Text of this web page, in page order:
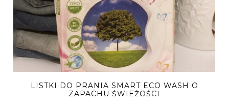
LISTKI DO PRANIA SMART ECO WASH O
ZAPACHU ŚWIEŻOŚCI